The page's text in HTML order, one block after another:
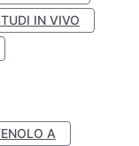
IN VIVO
A